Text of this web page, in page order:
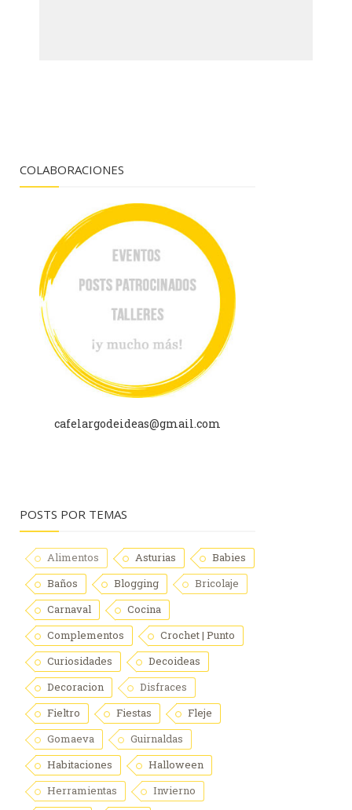
COLABORACIONES
cafelargodeideas@gmail.com
POSTS POR TEMAS
Alimentos Asturias
Babies
Baños
Blogging
Bricolaje
Carnaval
Cocina
Complementos
Crochet | Punto
Curiosidades
Decoideas
Decoracion
Disfraces
Fieltro
Fiestas
Fleje
Gomaeva
Guirnaldas
Habitaciones
Halloween
Herramientas
Invierno